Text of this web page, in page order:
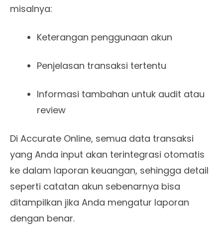
misalnya:
Keterangan penggunaan akun
Penjelasan transaksi tertentu
Informasi tambahan untuk audit atau
review
Di Accurate Online, semua data transaksi
yang Anda input akan terintegrasi otomatis
ke dalam laporan keuangan, sehingga detail
seperti catatan akun sebenarnya bisa
ditampilkan jika Anda mengatur laporan
dengan benar.